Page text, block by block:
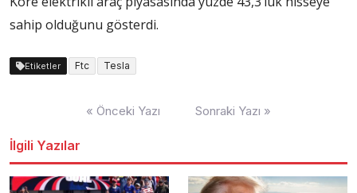
sahip olduğunu gösterdi.
Etiketler Ftc Tesla
« Önceki Yazı Sonraki Yazı »
İlgili Yazılar